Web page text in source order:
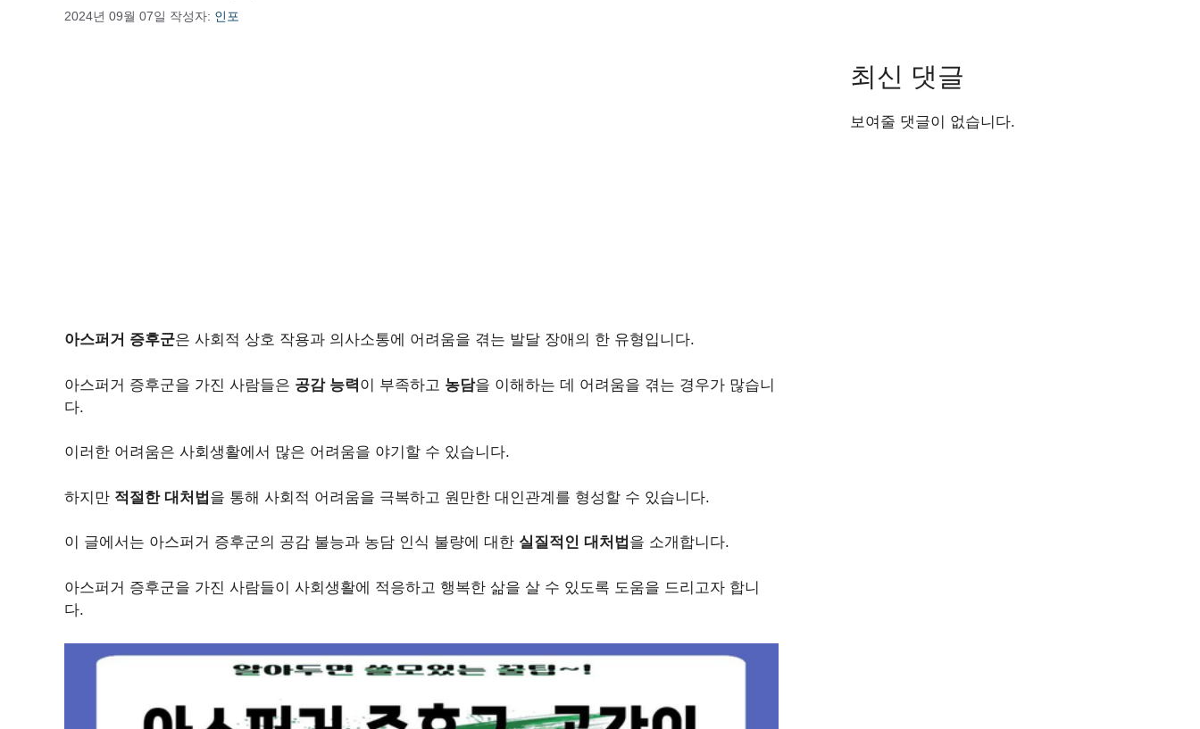
2024년 09월 07일 작성자: 인포
아스퍼거 증후군은 사회적 상호 작용과 의사소통에 어려움을 겪는 발달 장애의 한 유형입니다.
아스퍼거 증후군을 가진 사람들은 공감 능력이 부족하고 농담을 이해하는 데 어려움을 겪는 경우가 많습니
다.
이러한 어려움은 사회생활에서 많은 어려움을 야기할 수 있습니다.
하지만 적절한 대처법 을 통해 사회적 어려움을 극복하고 원만한 대인관계를 형성할 수 있습니다.
이 글에서는 아스퍼거 증후군의 공감 불능과 농담 인식 불량에 대한 실질적인 대처법 을 소개합니다.
아스퍼거 증후군을 가진 사람들이 사회생활에 적응하고 행복한 삶을 살 수 있도록 도움을 드리고자 합니
다.
최신 댓글
보여줄 댓글이 없습니다.